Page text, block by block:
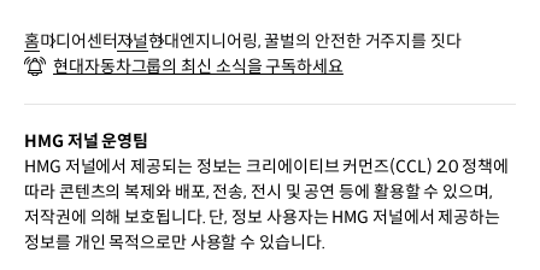
홈미디어센터저널현대엔지니어링, 꿀벌의 안전한 거주지를 짓다
현대자동차그룹의 최신 소식을 구독하세요
HMG 저널 운영팀
HMG 저널에서 제공되는 정보는 크리에이티브 커먼즈(CCL) 2.0 정책에
따라 콘텐츠의 복제와 배포, 전송, 전시 및 공연 등에 활용할 수 있으며,
저작권에 의해 보호됩니다. 단, 정보 사용자는 HMG 저널에서 제공하는
정보를 개인 목적으로만 사용할 수 있습니다.